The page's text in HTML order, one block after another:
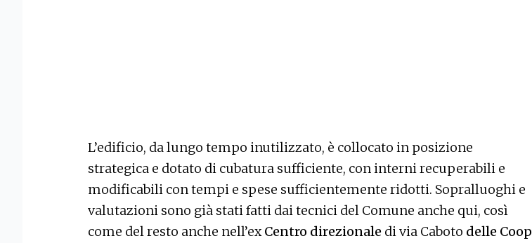
L’edificio, da lungo tempo inutilizzato, è collocato in posizione
strategica e dotato di cubatura sufficiente, con interni recuperabili e
modificabili con tempi e spese sufficientemente ridotti. Sopralluoghi e
valutazioni sono già stati fatti dai tecnici del Comune anche qui, così
come del resto anche nell’exCentro direzionale di via Caboto delle Coop